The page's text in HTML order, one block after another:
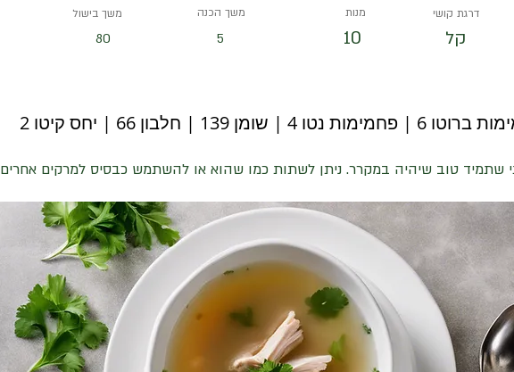
משך בישול
80
משך הכנה
5
מנות
10
דרגת קושי
קל
נטו 4 | שומן 139 | חלבון 66 | יחס קיטו 2
שתמיד טוב שיהיה במקרר. ניתן לשתות כמו שהוא או להשתמש כבסיס למרקים אחרים